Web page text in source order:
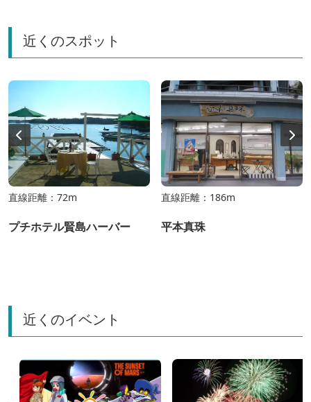
（水）
近くのスポット
直線距離：72m
プチホテル賢島ハーバー
直線距離：186m
平本真珠
近くのイベント